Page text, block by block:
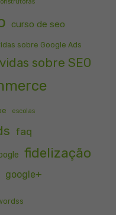
curso de seo
sobre Google Ads
sobre SEO
escolas
faq
fidelização
google+